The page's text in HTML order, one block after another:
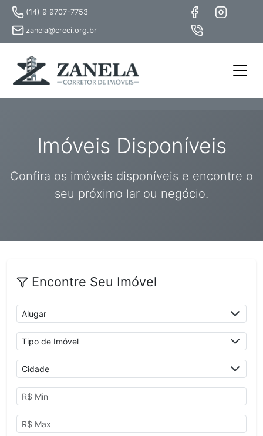
(14) 9 9707-7753
zanela@creci.org.br
Imóveis Disponíveis
Confira os imóveis disponíveis e encontre o
seu próximo lar ou negócio.
Encontre Seu Imóvel